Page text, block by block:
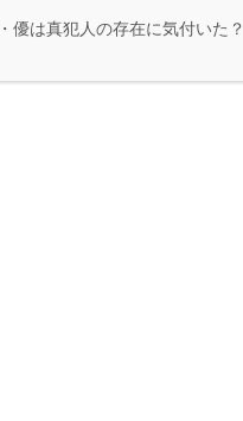
優は真犯人の存在に気付いた？